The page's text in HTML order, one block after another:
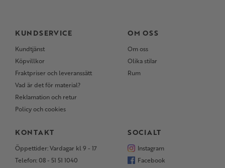
KUNDSERVICE
Kundtjänst
Köpvillkor
Fraktpriser och leveranssätt
Vad är det för material?
Reklamation och retur
Policy och cookies
OM OSS
Om oss
Olika stilar
Rum
KONTAKT
Öppettider: Vardagar kl 9 - 17
Telefon: 08 - 51 51 1040
SOCIALT
Instagram
Facebook